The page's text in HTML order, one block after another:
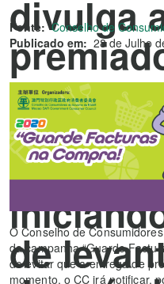
divulga
na
de
Fonte: Conselho de
Publicado em: 28 de Julho
O Conselho de
da campanha “Guarde
de evitar que a entrega de
momento, o CC irá notificar,